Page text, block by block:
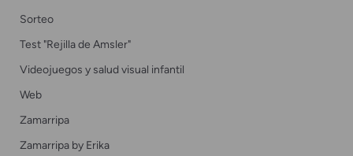
Sorteo
Test "Rejilla de Amsler"
Videojuegos y salud visual infantil
Web
Zamarripa
Zamarripa by Erika